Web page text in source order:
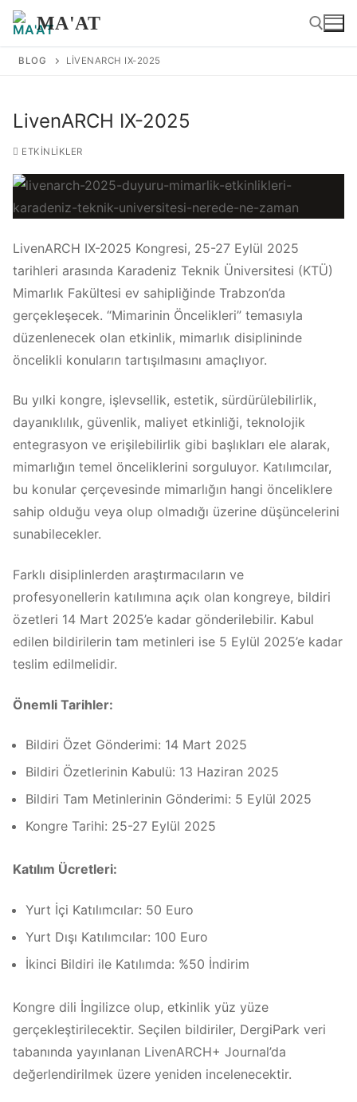
İçeriğe
atla
MA'AT
BLOG LIVENARCH IX-2025
LivenARCH IX-2025
ETKINLIKLER
LivenARCH IX-2025 Kongresi, 25-27 Eylül 2025
tarihleri arasında Karadeniz Teknik Üniversitesi (KTÜ)
Mimarlık Fakültesi ev sahipliğinde Trabzon’da
gerçekleşecek. “Mimarinin Öncelikleri” temasıyla
düzenlenecek olan etkinlik, mimarlık disiplininde
öncelikli konuların tartışılmasını amaçlıyor.
Bu yılki kongre, işlevsellik, estetik, sürdürülebilirlik,
dayanıklılık, güvenlik, maliyet etkinliği, teknolojik
entegrasyon ve erişilebilirlik gibi başlıkları ele alarak,
mimarlığın temel önceliklerini sorguluyor. Katılımcılar,
bu konular çerçevesinde mimarlığın hangi önceliklere
sahip olduğu veya olup olmadığı üzerine düşüncelerini
sunabilecekler.
Farklı disiplinlerden araştırmacıların ve
profesyonellerin katılımına açık olan kongreye, bildiri
özetleri 14 Mart 2025’e kadar gönderilebilir. Kabul
edilen bildirilerin tam metinleri ise 5 Eylül 2025’e kadar
teslim edilmelidir.
Önemli Tarihler:
Bildiri Özet Gönderimi: 14 Mart 2025
Bildiri Özetlerinin Kabulü: 13 Haziran 2025
Bildiri Tam Metinlerinin Gönderimi: 5 Eylül 2025
Kongre Tarihi: 25-27 Eylül 2025
Katılım Ücretleri:
Yurt İçi Katılımcılar: 50 Euro
Yurt Dışı Katılımcılar: 100 Euro
İkinci Bildiri ile Katılımda: %50 İndirim
Kongre dili İngilizce olup, etkinlik yüz yüze
gerçekleştirilecektir. Seçilen bildiriler, DergiPark veri
tabanında yayınlanan LivenARCH+ Journal’da
değerlendirilmek üzere yeniden incelenecektir.